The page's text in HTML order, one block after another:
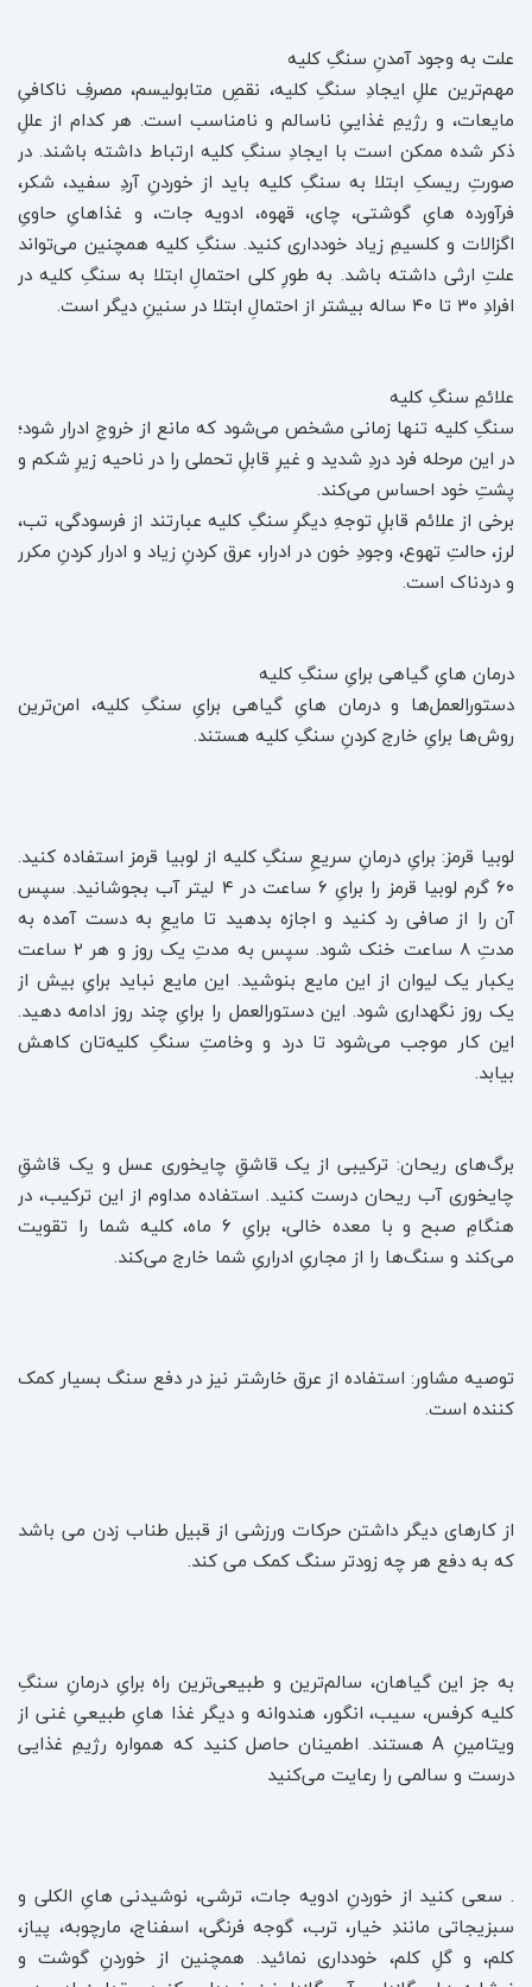
علت به وجود آمدنِ سنگِ کلیه
مهم‌ترین عللِ ایجادِ سنگِ کلیه، نقصِ متابولیسم، مصرفِ ناکافیِ
مایعات، و رژیمِ غذاییِ ناسالم و نامناسب است. هر کدام از عللِ
ذکر شده ممکن است با ایجادِ سنگِ کلیه ارتباط داشته باشند. در
صورتِ ریسکِ ابتلا به سنگِ کلیه باید از خوردنِ آردِ سفید، شکر،
فرآورده هایِ گوشتی، چای، قهوه، ادویه جات، و غذاهایِ حاویِ
اگزالات و کلسیمِ زیاد خودداری کنید. سنگِ کلیه همچنین می‌تواند
علتِ ارثی داشته باشد. به طورِ کلی احتمالِ ابتلا به سنگِ کلیه در
افرادِ ۳۰ تا ۴۰ ساله بیشتر از احتمالِ ابتلا در سنینِ دیگر است.
علائمِ سنگِ کلیه
سنگِ کلیه تنها زمانی مشخص می‌شود که مانع از خروجِ ادرار شود؛
در این مرحله فرد دردِ شدید و غیرِ قابلِ تحملی را در ناحیه زیرِ شکم و
پشتِ خود احساس می‌کند.
برخی از علائم قابلِ توجهِ دیگرِ سنگِ کلیه عبارتند از فرسودگی، تب،
لرز، حالتِ تهوع، وجودِ خون در ادرار، عرق کردنِ زیاد و ادرار کردنِ مکرر
و دردناک است.
درمان هایِ گیاهی برایِ سنگِ کلیه
دستورالعمل‌ها و درمان هایِ گیاهی برایِ سنگِ کلیه، امن‌ترین
روش‌ها برایِ خارج کردنِ سنگِ کلیه هستند.
لوبیا قرمز: برایِ درمانِ سریعِ سنگِ کلیه از لوبیا قرمز استفاده کنید.
۶۰ گرم لوبیا قرمز را برایِ ۶ ساعت در ۴ لیتر آب بجوشانید. سپس
آن را از صافی رد کنید و اجازه بدهید تا مایعِ به دست آمده به
مدتِ ۸ ساعت خنک شود. سپس به مدتِ یک روز و هر ۲ ساعت
یکبار یک لیوان از این مایع بنوشید. این مایع نباید برایِ بیش از
یک روز نگهداری شود. این دستورالعمل را برایِ چند روز ادامه دهید.
این کار موجب می‌شود تا درد و وخامتِ سنگِ کلیه‌تان کاهش
بیابد.
برگ‌های ریحان: ترکیبی از یک قاشقِ چایخوری عسل و یک قاشقِ
چایخوری آب ریحان درست کنید. استفاده مداوم از این ترکیب، در
هنگامِ صبح و با معده خالی، برایِ ۶ ماه، کلیه شما را تقویت
می‌کند و سنگ‌ها را از مجاریِ ادراریِ شما خارج می‌کند.
توصیه مشاور: استفاده از عرق خارشتر نیز در دفع سنگ بسیار کمک
کننده است.
از کارهای دیگر داشتن حرکات ورزشی از قبیل طناب زدن می باشد
که به دفع هر چه زودتر سنگ کمک می کند.
به جز این گیاهان، سالم‌ترین و طبیعی‌ترین راه برایِ درمانِ سنگِ
کلیه کرفس، سیب، انگور، هندوانه و دیگر غذا هایِ طبیعیِ غنی از
ویتامینِ A هستند. اطمینان حاصل کنید که همواره رژیمِ غذایی
درست و سالمی را رعایت می‌کنید
. سعی کنید از خوردنِ ادویه جات، ترشی، نوشیدنی هایِ الکلی و
سبزیجاتی مانندِ خیار، ترب، گوجه فرنگی، اسفناج، مارچوبه، پیاز،
کلم، و گلِ کلم، خودداری نمائید. همچنین از خوردنِ گوشت و